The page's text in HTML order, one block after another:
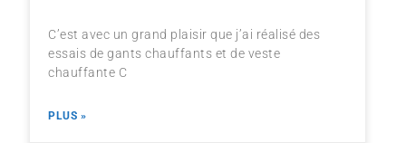
C’est avec un grand plaisir que j’ai réalisé des
essais de gants chauffants et de veste
chauffante C
PLUS »